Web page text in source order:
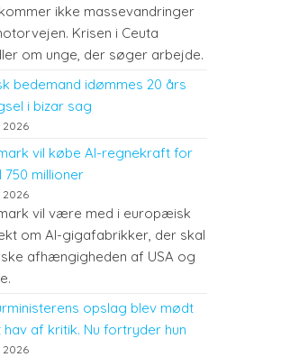
ikke massevandringer
Krisen i Ceuta
om unge, der søger arbejde.
bedemand idømmes 20 års
i bizar sag
2026
vil købe AI-regnekraft for
750 millioner
2026
vil være med i europæisk
om AI-gigafabrikker, der skal
afhængigheden af USA og
opslag blev mødt
hav af kritik. Nu fortryder hun
2026